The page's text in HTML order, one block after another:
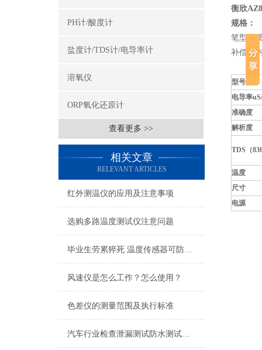
PH计/酸度计
盐度计/TDS计/电导率计
溶氧仪
ORP氧化还原计
查看更多 >>
相关文章
RELEVANT ARTICLES
红外测温仪的应用及注意事项
选购多路温度测试仪注意问题
毕业生劳累猝死 温度传感器可防高温作业
风速仪是怎么工作？怎么使用？
色差仪的测量范围及执行标准
汽车行业检查泄漏测试防水测试方案
衡欣
规格：
笔型水
补偿；
型号
电导率
准确度
解析度
TDS（
温度
尺寸
电源